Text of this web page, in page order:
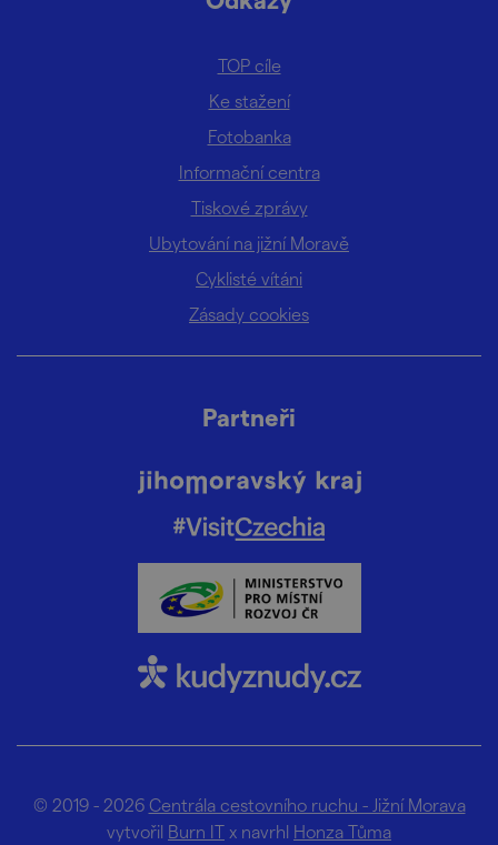
TOP cíle
Ke stažení
Fotobanka
Informační centra
Tiskové zprávy
Ubytování na jižní Moravě
Cyklisté vítáni
Zásady cookies
Partneři
© 2019 - 2026 Centrála cestovního ruchu - Jižní Morava
vytvořil Burn IT x navrhl Honza Tůma